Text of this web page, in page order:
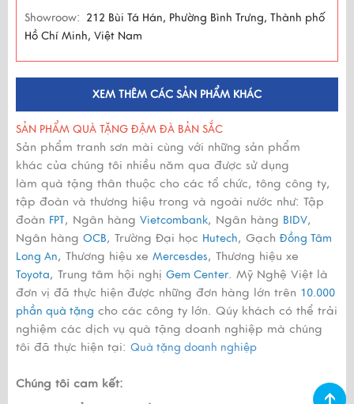
Showroow: 212 Bùi Tá Hán, Phường Bình Trưng, Thành phố
Hồ Chí Minh, Việt Nam
XEM THÊM CÁC SẢN PHẨM KHÁC
SẢN PHẨM QUÀ TẶNG ĐẬM ĐÀ BẢN SẮC
Sản phẩm tranh sơn mài cùng với những sản phẩm
khác của chúng tôi nhiều năm qua được sử dụng
làm quà tặng thân thuộc cho các tổ chức, tông công ty,
tập đoàn và thương hiệu trong và ngoài nước như: Tập
đoàn FPT, Ngân hàng Vietcombank, Ngân hàng BIDV,
Ngân hàng OCB, Trường Đại học Hutech, Gạch Đồng Tâm
Long An, Thương hiệu xe Mercesdes, Thương hiệu xe
Toyota, Trung tâm hội nghị Gem Center. Mỹ Nghệ Việt là
đơn vị đã thực hiện được những đơn hàng lớn trên 10.000
phần quà tặng cho các công ty lớn. Qúy khách có thể trải
nghiệm các dịch vụ quà tặng doanh nghiệp mà chúng
tôi đã thực hiện tại: Quà tặng doanh nghiệp
Chúng tôi cam kết: